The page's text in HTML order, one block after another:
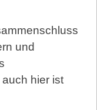
und
hier ist